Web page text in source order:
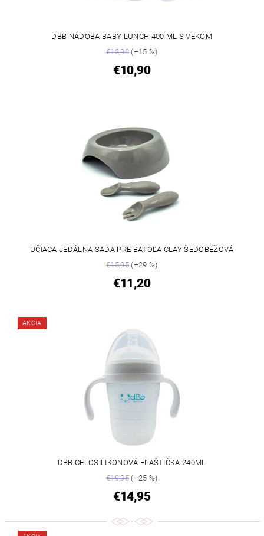
DBB NÁDOBA BABY LUNCH 400 ML S VEKOM
€12,90(–15 %)
€10,90
UČIACA JEDÁLNA SADA PRE BATOĽA CLAY ŠEDOBÉŽOVÁ
€15,95(–29 %)
€11,20
AKCIA
DBB CELOSILIKONOVÁ FĽAŠTIČKA 240ML
€19,95(–25 %)
€14,95